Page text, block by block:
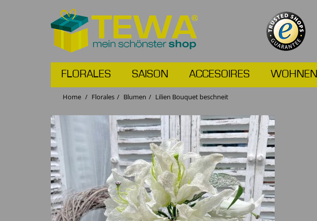
FLORALES SAISON ACCESOIRES WOHNEN
Home Florales Blumen Lilien Bouquet beschneit